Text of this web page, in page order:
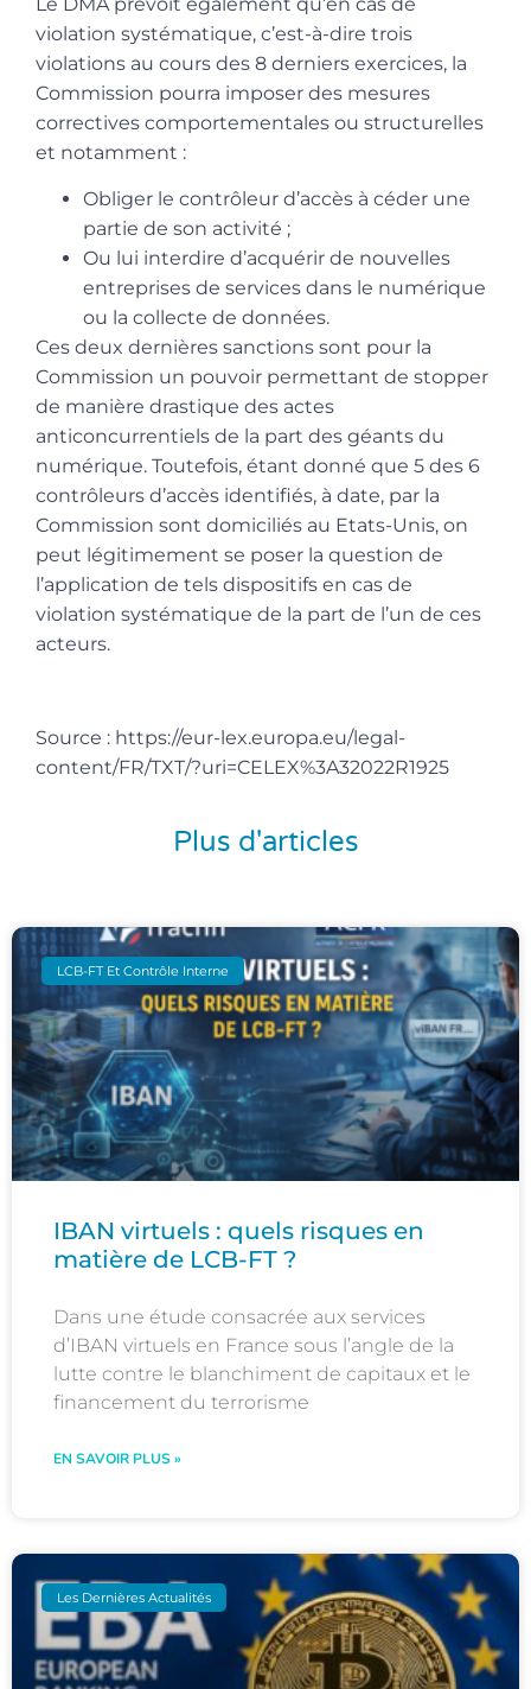
violation systématique, c’est-à-dire trois
violations au cours des 8 derniers exercices, la
Commission pourra imposer des mesures
correctives comportementales ou structurelles
et notamment :
Obliger le contrôleur d’accès à céder une
partie de son activité ;
Ou lui interdire d’acquérir de nouvelles
entreprises de services dans le numérique
ou la collecte de données.
Ces deux dernières sanctions sont pour la
Commission un pouvoir permettant de stopper
de manière drastique des actes
anticoncurrentiels de la part des géants du
numérique. Toutefois, étant donné que 5 des 6
contrôleurs d’accès identifiés, à date, par la
Commission sont domiciliés au Etats-Unis, on
peut légitimement se poser la question de
l’application de tels dispositifs en cas de
violation systématique de la part de l’un de ces
acteurs.
Source : https://eur-lex.europa.eu/legal-
content/FR/TXT/?uri=CELEX%3A32022R1925
Plus d'articles
LCB-FT Et Contrôle Interne
IBAN virtuels : quels risques en
matière de LCB-FT ?
Dans une étude consacrée aux services
d’IBAN virtuels en France sous l’angle de la
lutte contre le blanchiment de capitaux et le
financement du terrorisme
EN SAVOIR PLUS »
Les Dernières Actualités